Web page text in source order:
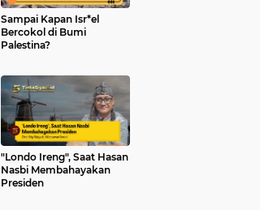
Sampai Kapan Isr*el
Bercokol di Bumi
Palestina?
"Londo Ireng", Saat Hasan
Nasbi Membahayakan
Presiden